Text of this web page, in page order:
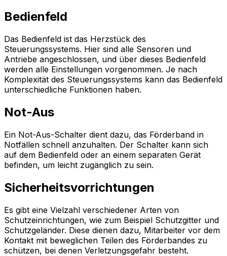
Bedienfeld
Das Bedienfeld ist das Herzstück des
Steuerungssystems. Hier sind alle Sensoren und
Antriebe angeschlossen, und über dieses Bedienfeld
werden alle Einstellungen vorgenommen. Je nach
Komplexität des Steuerungssystems kann das Bedienfeld
unterschiedliche Funktionen haben.
Not-Aus
Ein Not-Aus-Schalter dient dazu, das Förderband in
Notfällen schnell anzuhalten. Der Schalter kann sich
auf dem Bedienfeld oder an einem separaten Gerät
befinden, um leicht zugänglich zu sein.
Sicherheitsvorrichtungen
Es gibt eine Vielzahl verschiedener Arten von
Schutzeinrichtungen, wie zum Beispiel Schutzgitter und
Schutzgeländer. Diese dienen dazu, Mitarbeiter vor dem
Kontakt mit beweglichen Teilen des Förderbandes zu
schützen, bei denen Verletzungsgefahr besteht.